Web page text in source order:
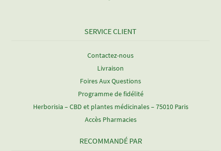
SERVICE CLIENT
Contactez-nous
Livraison
Foires Aux Questions
Programme de fidélité
Herborisia – CBD et plantes médicinales – 75010 Paris
Accès Pharmacies
RECOMMANDÉ PAR